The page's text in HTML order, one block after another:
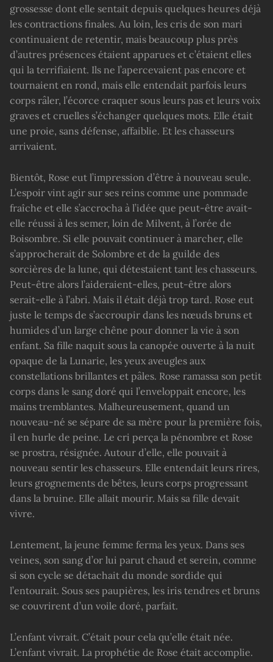
grossesse dont elle sentait depuis quelques heures déjà
les contractions finales. Au loin, les cris de son mari
continuaient de retentir, mais beaucoup plus près
d’autres présences étaient apparues et c’étaient elles
qui la terrifiaient. Ils ne l’apercevaient pas encore et
tournaient en rond, mais elle entendait parfois leurs
corps râler, l’écorce craquer sous leurs pas et leurs voix
graves et cruelles s’échanger quelques mots. Elle était
une proie, sans défense, affaiblie. Et les chasseurs
arrivaient.
Bientôt, Rose eut l’impression d’être à nouveau seule.
L’espoir vint agir sur ses reins comme une pommade
fraîche et elle s’accrocha à l’idée que peut-être avait-
elle réussi à les semer, loin de Milvent, à l’orée de
Boisombre. Si elle pouvait continuer à marcher, elle
s’approcherait de Solombre et de la guilde des
sorcières de la lune, qui détestaient tant les chasseurs.
Peut-être alors l’aideraient-elles, peut-être alors
serait-elle à l’abri. Mais il était déjà trop tard. Rose eut
juste le temps de s’accroupir dans les nœuds bruns et
humides d’un large chêne pour donner la vie à son
enfant. Sa fille naquit sous la canopée ouverte à la nuit
opaque de la Lunarie, les yeux aveugles aux
constellations brillantes et pâles. Rose ramassa son petit
corps dans le sang doré qui l’enveloppait encore, les
mains tremblantes. Malheureusement, quand un
nouveau-né se sépare de sa mère pour la première fois,
il en hurle de peine. Le cri perça la pénombre et Rose
se prostra, résignée. Autour d’elle, elle pouvait à
nouveau sentir les chasseurs. Elle entendait leurs rires,
leurs grognements de bêtes, leurs corps progressant
dans la bruine. Elle allait mourir. Mais sa fille devait
vivre.
Lentement, la jeune femme ferma les yeux. Dans ses
veines, son sang d’or lui parut chaud et serein, comme
si son cycle se détachait du monde sordide qui
l’entourait. Sous ses paupières, les iris tendres et bruns
se couvrirent d’un voile doré, parfait.
L’enfant vivrait. C’était pour cela qu’elle était née.
L’enfant vivrait. La prophétie de Rose était accomplie.